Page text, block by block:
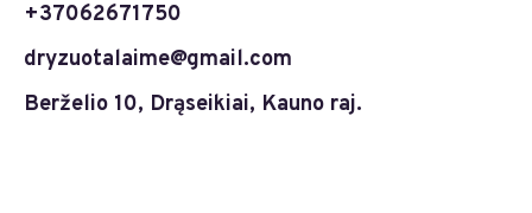
+37062671750
dryzuotalaime@gmail.com
Berželio 10, Drąseikiai, Kauno raj.